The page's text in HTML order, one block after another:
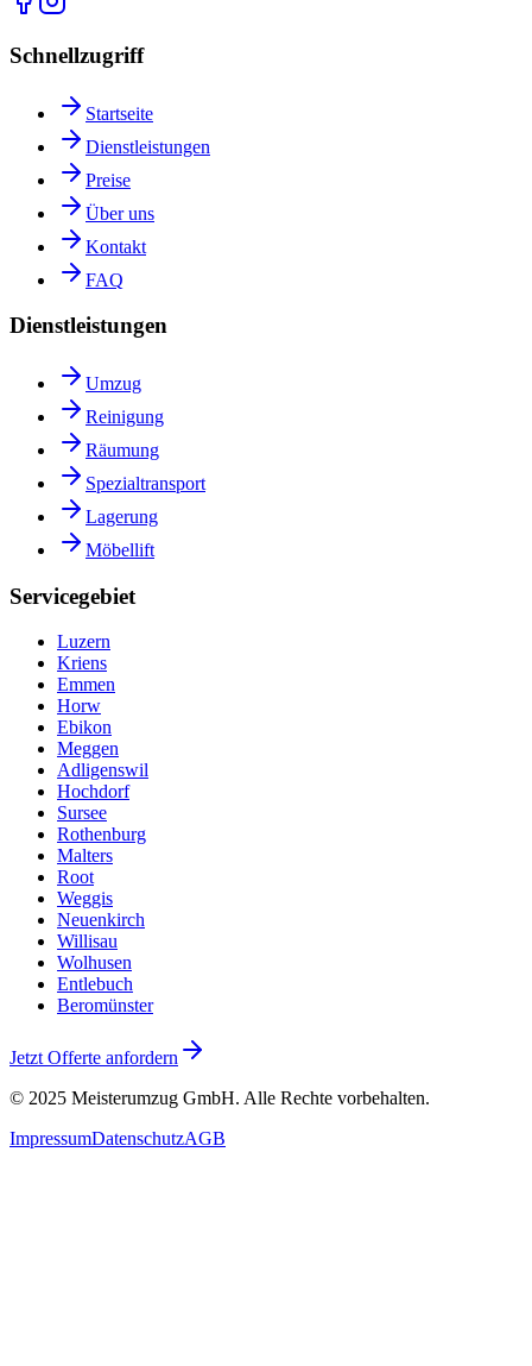
Schnellzugriff
Startseite
Dienstleistungen
Preise
Über uns
Kontakt
FAQ
Dienstleistungen
Umzug
Reinigung
Räumung
Spezialtransport
Lagerung
Möbellift
Servicegebiet
Luzern
Kriens
Emmen
Horw
Ebikon
Meggen
Adligenswil
Hochdorf
Sursee
Rothenburg
Malters
Root
Weggis
Neuenkirch
Willisau
Wolhusen
Entlebuch
Beromünster
Jetzt Offerte anfordern
© 2025 Meisterumzug GmbH. Alle Rechte vorbehalten.
ImpressumDatenschutzAGB